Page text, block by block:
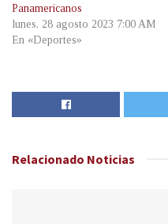
Panamericanos
lunes, 28 agosto 2023 7:00 AM
En «Deportes»
Relacionado Noticias